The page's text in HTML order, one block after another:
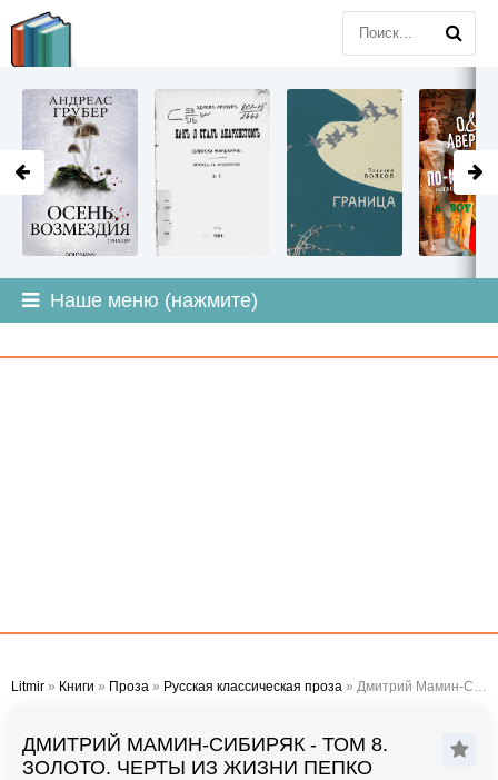
Наше меню (нажмите)
Litmir » Книги » Проза » Русская классическая проза » Дмитрий Мамин-Сибиряк - Том 8. Золото. Черты из жизни Пепко
ДМИТРИЙ МАМИН-СИБИРЯК - ТОМ 8.
ЗОЛОТО. ЧЕРТЫ ИЗ ЖИЗНИ ПЕПКО
LITMIR.ORG